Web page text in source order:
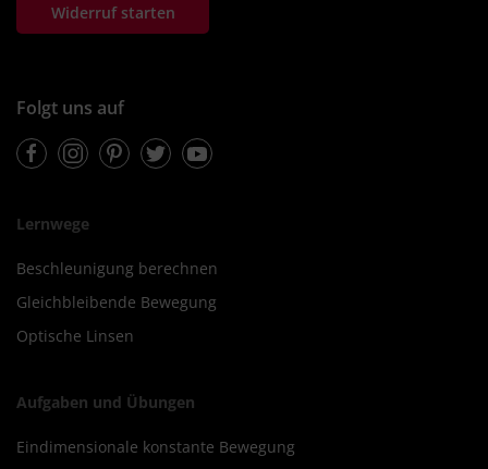
Widerruf starten
Folgt uns auf
FacebookInstagramPinterestTwitterYoutube
Lernwege
Beschleunigung berechnen
Gleichbleibende Bewegung
Optische Linsen
Aufgaben und Übungen
Eindimensionale konstante Bewegung